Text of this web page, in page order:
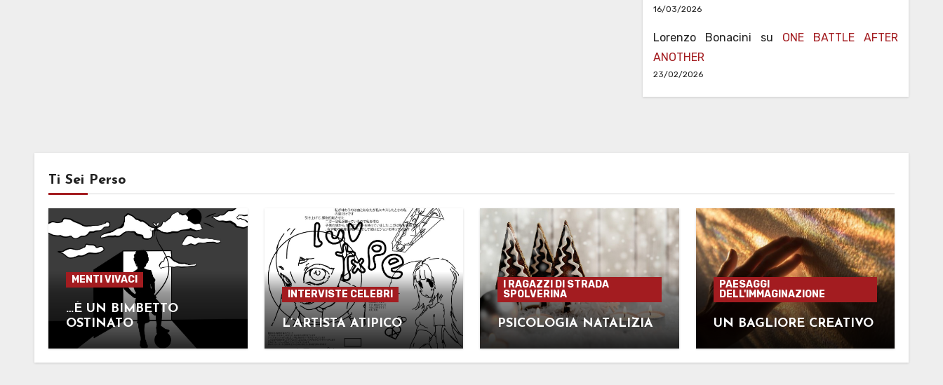
16/03/2026
Lorenzo Bonacini su ONE BATTLE AFTER
ANOTHER
23/02/2026
Ti Sei Perso
MENTI VIVACI
…È UN BIMBETTO
OSTINATO
INTERVISTE CELEBRI
L’ARTISTA ATIPICO
I RAGAZZI DI STRADA
SPOLVERINA
PSICOLOGIA NATALIZIA
PAESAGGI
DELL'IMMAGINAZIONE
UN BAGLIORE CREATIVO